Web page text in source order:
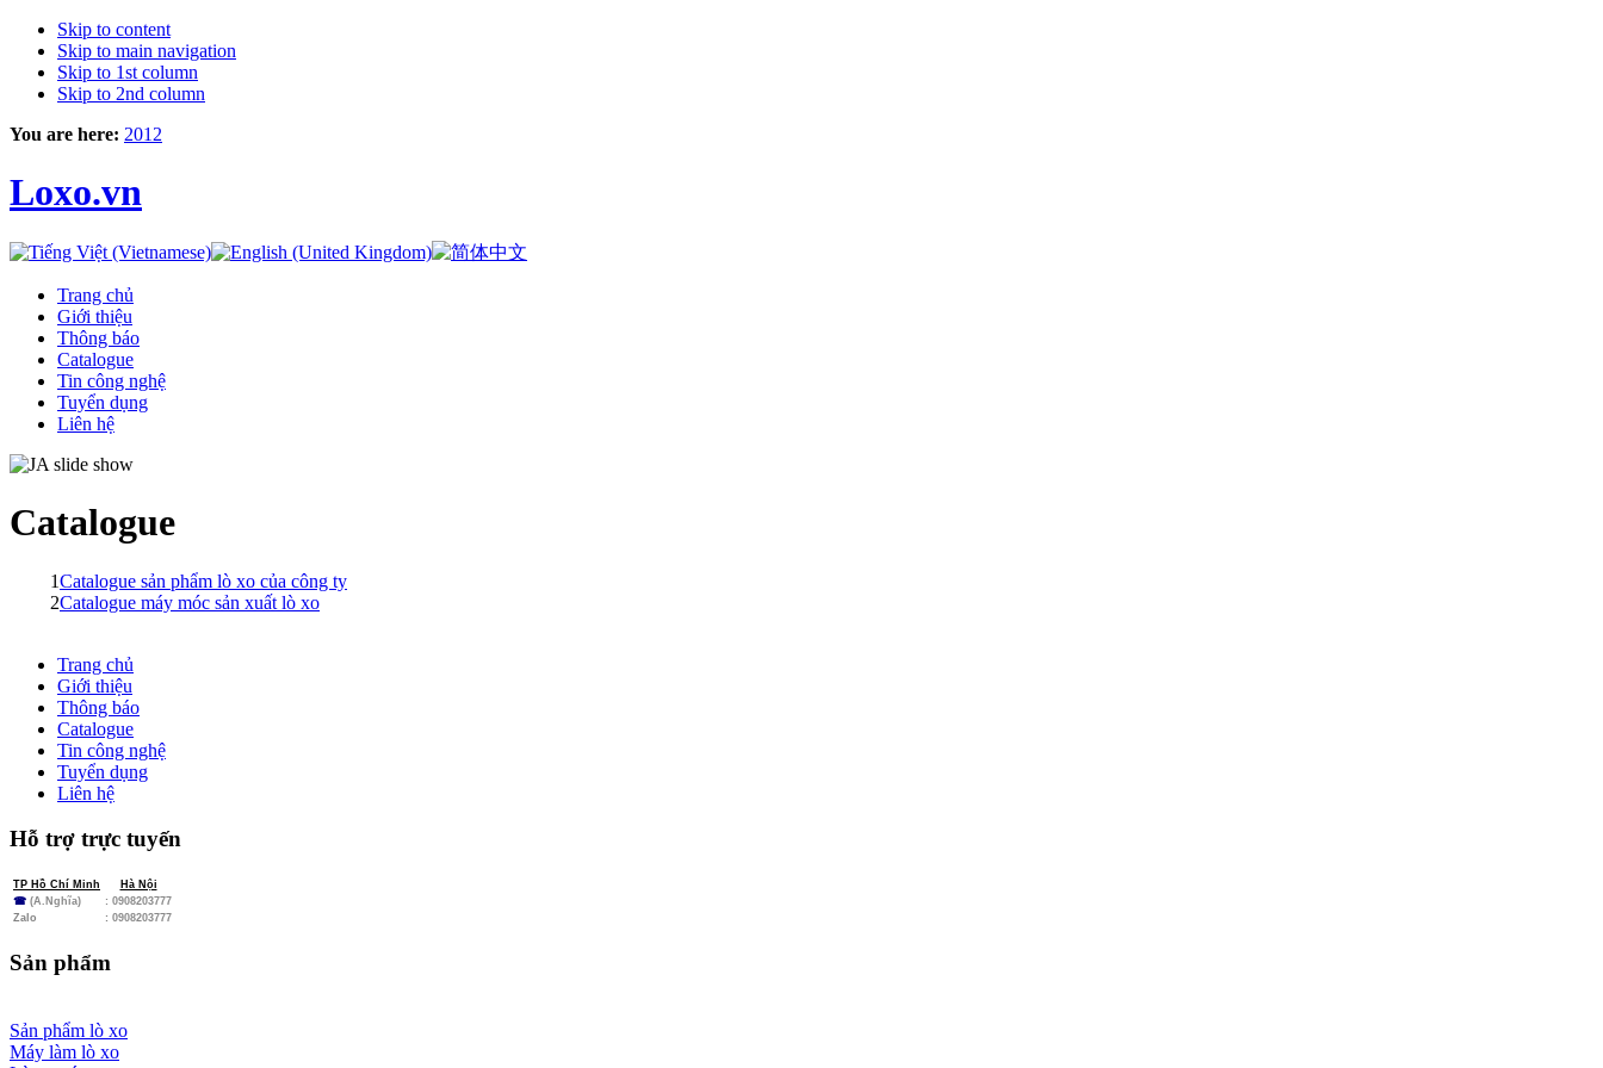
Skip to content
Skip to main navigation
Skip to 1st column
Skip to 2nd column
You are here: 2012
Loxo.vn
Trang chủ
Giới thiệu
Thông báo
Catalogue
Tin công nghệ
Tuyển dụng
Liên hệ
Catalogue
1Catalogue sản phẩm lò xo của công ty
2Catalogue máy móc sản xuất lò xo
Trang chủ
Giới thiệu
Thông báo
Catalogue
Tin công nghệ
Tuyển dụng
Liên hệ
Hỗ trợ trực tuyến
TP Hồ Chí Minh
Hà Nội
☎ (A.Nghĩa)
: 0908203777
Zalo
: 0908203777
Sản phẩm
Sản phẩm lò xo
Máy làm lò xo